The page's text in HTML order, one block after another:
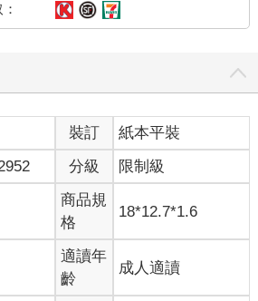
裝訂
紙本平裝
分級 限制級
商品規
格
18*12.7*1.6
適讀年
齡
成人適讀